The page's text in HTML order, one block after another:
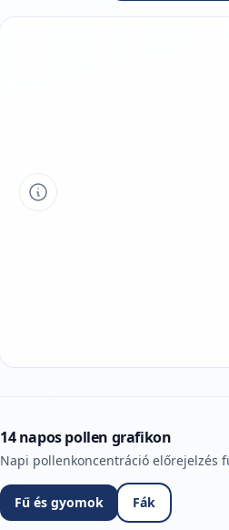
Tipp a grafikon
14 napos pollen grafikon
Napi pollenkoncentráció előrejelzés
Fű és gyomok Fák